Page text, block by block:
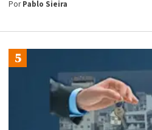
PorPablo Sieira